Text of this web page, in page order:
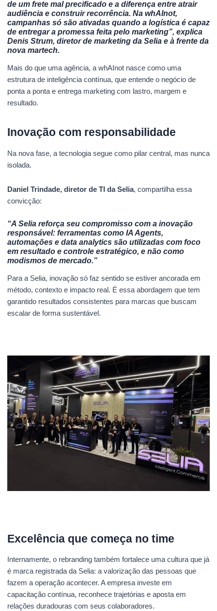
de um frete mal precificado e a diferença entre atrair
audiência e construir recorrência. Na whAInot,
campanhas só são ativadas quando a logística é capaz
de entregar a promessa feita pelo marketing”, explica
Denis Strum, diretor de marketing da Selia e à frente da
nova martech.
Mais do que uma agência, a whAInot nasce como uma
estrutura de inteligência contínua, que entende o negócio de
ponta a ponta e entrega marketing com lastro, margem e
resultado.
Inovação com responsabilidade
Na nova fase, a tecnologia segue como pilar central, mas nunca
isolada.
Daniel Trindade, diretor de TI da Selia, compartilha essa
convicção:
“A Selia reforça seu compromisso com a inovação
responsável: ferramentas como IA Agents,
automações e data analytics são utilizadas com foco
em resultado e controle estratégico, e não como
modismos de mercado.”
Para a Selia, inovação só faz sentido se estiver ancorada em
método, contexto e impacto real. É essa abordagem que tem
garantido resultados consistentes para marcas que buscam
escalar de forma sustentável.
Excelência que começa no time
Internamente, o rebranding também fortalece uma cultura que já
é marca registrada da Selia: a valorização das pessoas que
fazem a operação acontecer. A empresa investe em
capacitação contínua, reconhece trajetórias e aposta em
relações duradouras com seus colaboradores.